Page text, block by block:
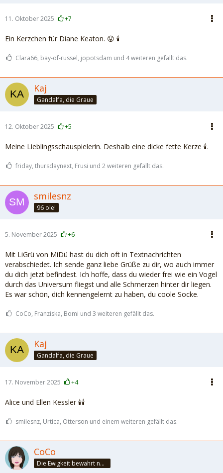
11. Oktober 2025 +7
Ein Kerzchen für Diane Keaton. 😟 🕯️
Clara66, bay-of-russel, jopotsdam und 4 weiteren gefällt das.
Kaj
Gandalfa, die Graue
12. Oktober 2025 +5
Meine Lieblingsschauspielerin. Deshalb eine dicke fette Kerze 🕯️.
friday, thursdaynext, Frusi und 2 weiteren gefällt das.
smilesnz
96 ole!
5. November 2025 +6
Mit LiGrü von MiDü hast du dich oft in Textnachrichten
verabschiedet. Ich sende ganz liebe Grüße zu dir, wo auch immer
du dich jetzt befindest. Ich hoffe, dass du wieder frei wie ein Vogel
durch das Universum fliegst und alle Schmerzen hinter dir liegen.
Es war schön, dich kennengelernt zu haben, du coole Socke.
CoCo, Franziska, Bomi und 3 weiteren gefällt das.
Kaj
Gandalfa, die Graue
17. November 2025 +4
Alice und Ellen Kessler 🕯️🕯️
smilesnz, Urtica, Otterson und einem weiteren gefällt das.
CoCo
Die Ewigkeit bewahrt nur die Liebe, weil sie von gleicher Natur ist. ~Khalil Gibran~